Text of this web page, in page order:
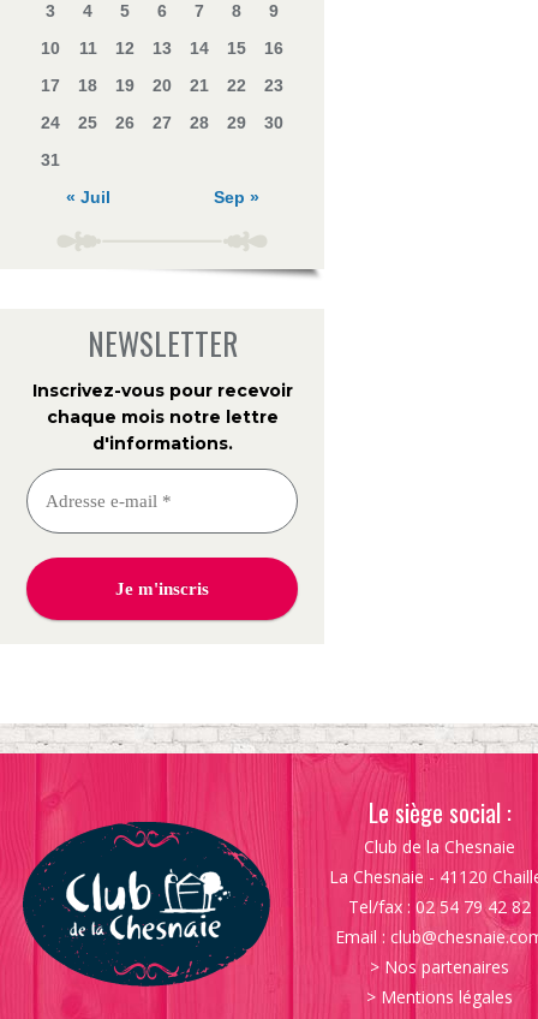
3
4 5 6 7 8
9
10
11 12 13 14 15
16
17
18 19 20 21 22
23
24
25 26 27 28 29
30
31
« Juil
Sep »
NEWSLETTER
Inscrivez-vous pour recevoir
chaque mois notre lettre
d'informations.
Le siège social :
Club de la Chesnaie
La Chesnaie - 41120
Tel/fax : 02 54 79 42 82
Email :
> Nos partenaires
> Mentions légales